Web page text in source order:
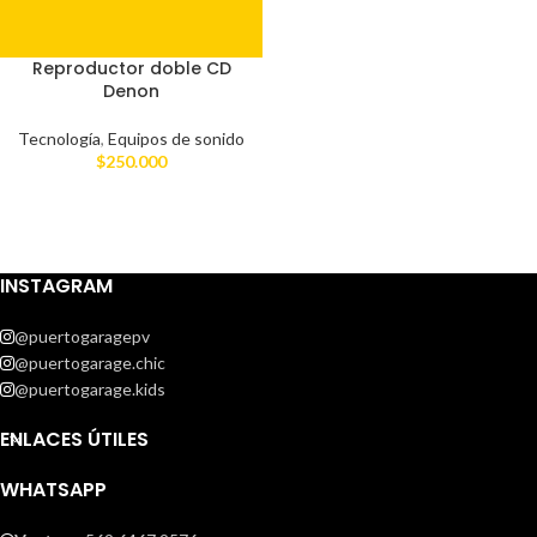
Reproductor doble CD
Denon
Tecnología, Equipos de sonido
$250.000
INSTAGRAM
@puertogaragepv
@puertogarage.chic
@puertogarage.kids
ENLACES ÚTILES
WHATSAPP